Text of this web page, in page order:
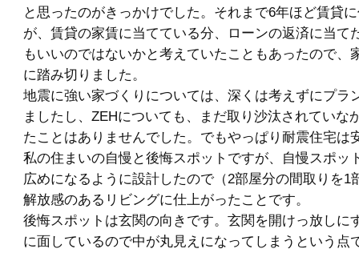
と思ったのがきっかけでした。それまで6年ほど賃貸
が、賃貸の家賃に当てている分、ローンの返済に当て
もいいのではないかと考えていたこともあったので、
に踏み切りました。
地震に強い家づくりについては、深くは考えずにプラ
ましたし、ZEHについても、まだ取り沙汰されていな
たことはありませんでした。でもやっぱり耐震住宅は
私の住まいの自慢と後悔スポットですが、自慢スポッ
広めになるように設計したので（2部屋分の間取りを1
解放感のあるリビングに仕上がったことです。
後悔スポットは玄関の向きです。玄関を開けっ放しに
に面しているので中が丸見えになってしまうという点